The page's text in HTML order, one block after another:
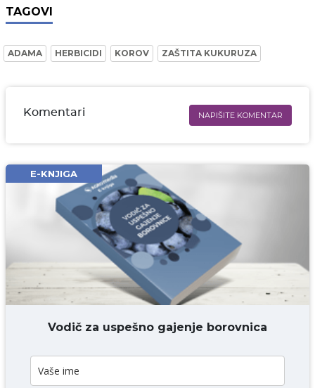
TAGOVI
ADAMA HERBICIDI KOROV ZAŠTITA KUKURUZA
Komentari NAPIŠITE KOMENTAR
Email* obavezno
Komentar* obavezno
DODAJ KOMENTAR
E-KNJIGA
Vodič za uspešno gajenje borovnica